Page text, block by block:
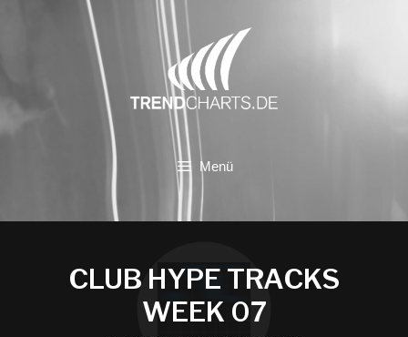
Menü
CLUB HYPE TRACKS
WEEK 07